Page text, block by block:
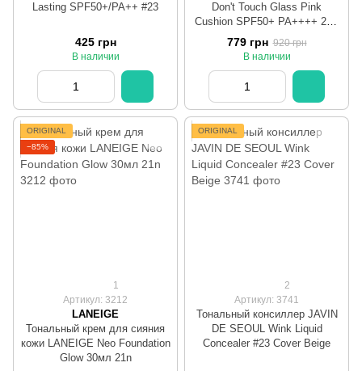
Lasting SPF50+/PA++ #23
425 грн
В наличии
Don't Touch Glass Pink
Cushion SPF50+ PA++++ 21N
Hyaline
779 грн 920 грн
В наличии
ORIGINAL
−85%
1
Артикул: 3212
LANEIGE
Тональный крем для сияния
кожи LANEIGE Neo Foundation
Glow 30мл 21n
ORIGINAL
2
Артикул: 3741
Тональный консиллер JAVIN
DE SEOUL Wink Liquid
Concealer #23 Cover Beige